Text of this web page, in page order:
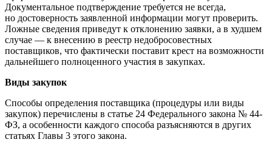
Документальное подтверждение требуется не всегда,
но достоверность заявленной информации могут проверить.
Ложные сведения приведут к отклонению заявки, а в худшем
случае — к внесению в реестр недобросовестных
поставщиков, что фактически поставит крест на возможности
дальнейшего полноценного участия в закупках.
Виды закупок
Способы определения поставщика (процедуры или виды
закупок) перечислены в статье 24 Федерального закона № 44-
ФЗ, а особенности каждого способа разъясняются в других
статьях Главы 3 этого закона.